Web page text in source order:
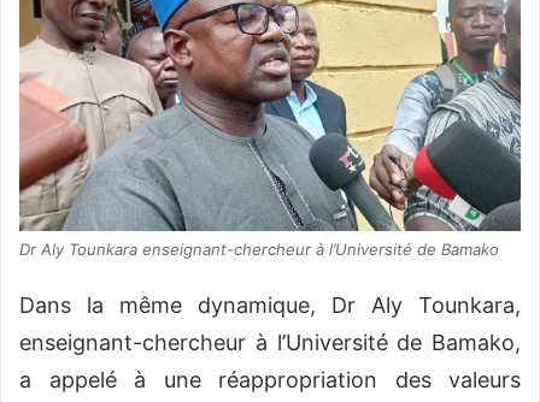
Dr Aly Tounkara enseignant-chercheur à l’Université de Bamako
Dans la même dynamique, Dr Aly Tounkara,
enseignant-chercheur à l’Université de Bamako,
a appelé à une réappropriation des valeurs